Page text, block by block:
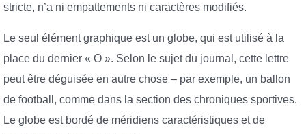
stricte, n’a ni empattements ni caractères modifiés.
Le seul élément graphique est un globe, qui est utilisé à la
place du dernier « O ». Selon le sujet du journal, cette lettre
peut être déguisée en autre chose – par exemple, un ballon
de football, comme dans la section des chroniques sportives.
Le globe est bordé de méridiens caractéristiques et de